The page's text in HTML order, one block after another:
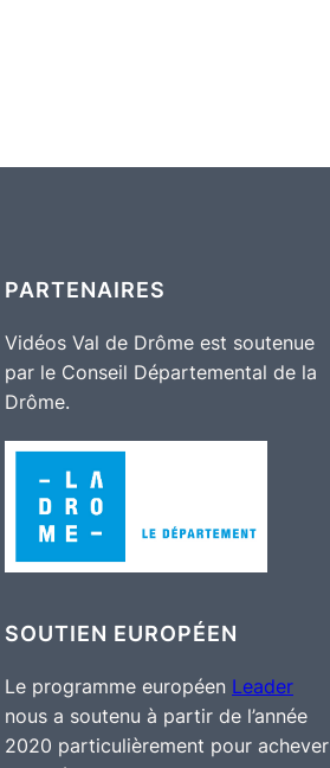
PARTENAIRES
Vidéos Val de Drôme est soutenue
par le Conseil Départemental de la
Drôme.
SOUTIEN EUROPÉEN
Le programme européen Leader
nous a soutenu à partir de l’année
2020 particulièrement pour achever